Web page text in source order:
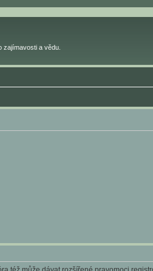
zajímavosti a vědu.